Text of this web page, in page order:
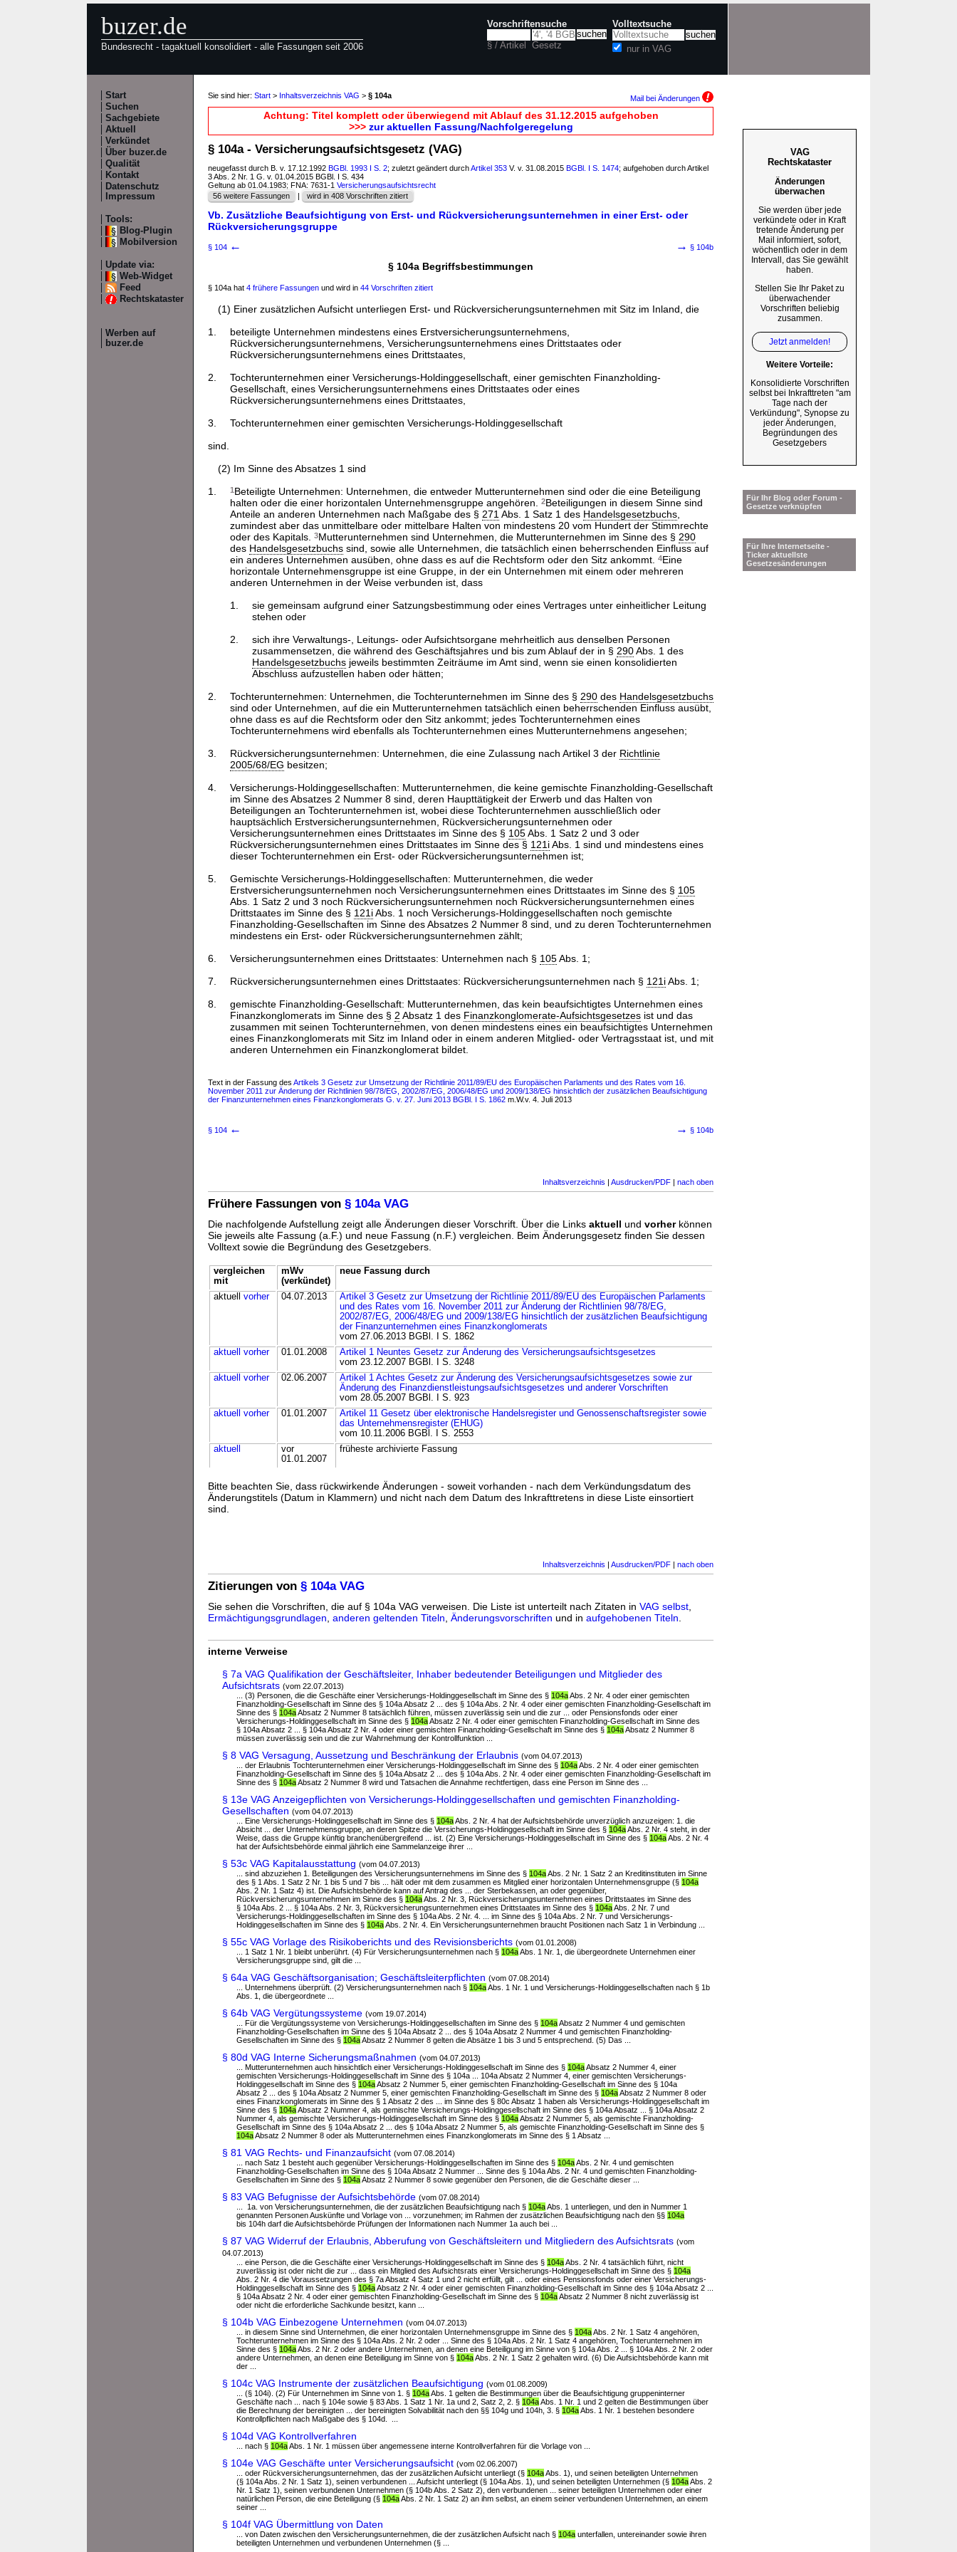
buzer.de
Bundesrecht - tagaktuell konsolidiert - alle Fassungen seit 2006
Vorschriftensuche
§ / Artikel Gesetz
Volltextsuche
nur in VAG
Start
Suchen
Sachgebiete
Aktuell
Verkündet
Über buzer.de
Qualität
Kontakt
Datenschutz
Impressum
Tools:
Blog-Plugin
Mobilversion
Update via:
Web-Widget
Feed
Rechtskataster
Werben auf
buzer.de
Sie sind hier: Start > Inhaltsverzeichnis VAG > § 104a Mail bei Änderungen
Achtung: Titel komplett oder überwiegend mit Ablauf des 31.12.2015 aufgehoben
>>> zur aktuellen Fassung/Nachfolgeregelung
§ 104a - Versicherungsaufsichtsgesetz (VAG)
neugefasst durch B. v. 17.12.1992 BGBl. 1993 I S. 2; zuletzt geändert durchArtikel 353 V. v. 31.08.2015 BGBl. I S. 1474; aufgehoben durch Artikel
3 Abs. 2 Nr. 1 G. v. 01.04.2015 BGBl. I S. 434
Geltung ab 01.04.1983; FNA: 7631-1 Versicherungsaufsichtsrecht
56 weitere Fassungen
| wird in 408 Vorschriften zitiert
Vb. Zusätzliche Beaufsichtigung von Erst- und Rückversicherungsunternehmen in einer Erst- oder
Rückversicherungsgruppe
§ 104 ← → § 104b
§ 104a Begriffsbestimmungen
§ 104a hat 4 frühere Fassungen und wird in 44 Vorschriften zitiert
(1) Einer zusätzlichen Aufsicht unterliegen Erst- und Rückversicherungsunternehmen mit Sitz im Inland, die
1.
beteiligte Unternehmen mindestens eines Erstversicherungsunternehmens,
Rückversicherungsunternehmens, Versicherungsunternehmens eines Drittstaates oder
Rückversicherungsunternehmens eines Drittstaates,
2.
Tochterunternehmen einer Versicherungs-Holdinggesellschaft, einer gemischten Finanzholding-
Gesellschaft, eines Versicherungsunternehmens eines Drittstaates oder eines
Rückversicherungsunternehmens eines Drittstaates,
3.
Tochterunternehmen einer gemischten Versicherungs-Holdinggesellschaft
sind.
(2) Im Sinne des Absatzes 1 sind
1.
1Beteiligte Unternehmen: Unternehmen, die entweder Mutterunternehmen sind oder die eine Beteiligung
halten oder die einer horizontalen Unternehmensgruppe angehören.
2Beteiligungen in diesem Sinne sind
Anteile an anderen Unternehmen nach Maßgabe des § 271 Abs. 1 Satz 1 des Handelsgesetzbuchs,
zumindest aber das unmittelbare oder mittelbare Halten von mindestens 20 vom Hundert der Stimmrechte
oder des Kapitals.
3Mutterunternehmen sind Unternehmen, die Mutterunternehmen im Sinne des § 290
des Handelsgesetzbuchssind, sowie alle Unternehmen, die tatsächlich einen beherrschenden Einfluss auf
ein anderes Unternehmen ausüben, ohne dass es auf die Rechtsform oder den Sitz ankommt.
4Eine
horizontale Unternehmensgruppe ist eine Gruppe, in der ein Unternehmen mit einem oder mehreren
anderen Unternehmen in der Weise verbunden ist, dass
1.
sie gemeinsam aufgrund einer Satzungsbestimmung oder eines Vertrages unter einheitlicher Leitung
stehen oder
2.
sich ihre Verwaltungs-, Leitungs- oder Aufsichtsorgane mehrheitlich aus denselben Personen
zusammensetzen, die während des Geschäftsjahres und bis zum Ablauf der in § 290Abs. 1 des
Handelsgesetzbuchsjeweils bestimmten Zeiträume im Amt sind, wenn sie einen konsolidierten
Abschluss aufzustellen haben oder hätten;
2.
Tochterunternehmen: Unternehmen, die Tochterunternehmen im Sinne des § 290des Handelsgesetzbuchs
sind oder Unternehmen, auf die ein Mutterunternehmen tatsächlich einen beherrschenden Einfluss ausübt,
ohne dass es auf die Rechtsform oder den Sitz ankommt; jedes Tochterunternehmen eines
Tochterunternehmens wird ebenfalls als Tochterunternehmen eines Mutterunternehmens angesehen;
3.
Rückversicherungsunternehmen: Unternehmen, die eine Zulassung nach Artikel 3 der Richtlinie
2005/68/EG besitzen;
4.
Versicherungs-Holdinggesellschaften: Mutterunternehmen, die keine gemischte Finanzholding-Gesellschaft
im Sinne des Absatzes 2 Nummer 8 sind, deren Haupttätigkeit der Erwerb und das Halten von
Beteiligungen an Tochterunternehmen ist, wobei diese Tochterunternehmen ausschließlich oder
hauptsächlich Erstversicherungsunternehmen, Rückversicherungsunternehmen oder
Versicherungsunternehmen eines Drittstaates im Sinne des § 105Abs. 1 Satz 2 und 3 oder
Rückversicherungsunternehmen eines Drittstaates im Sinne des § 121iAbs. 1 sind und mindestens eines
dieser Tochterunternehmen ein Erst- oder Rückversicherungsunternehmen ist;
5.
Gemischte Versicherungs-Holdinggesellschaften: Mutterunternehmen, die weder
Erstversicherungsunternehmen noch Versicherungsunternehmen eines Drittstaates im Sinne des § 105
Abs. 1 Satz 2 und 3 noch Rückversicherungsunternehmen noch Rückversicherungsunternehmen eines
Drittstaates im Sinne des § 121iAbs. 1 noch Versicherungs-Holdinggesellschaften noch gemischte
Finanzholding-Gesellschaften im Sinne des Absatzes 2 Nummer 8 sind, und zu deren Tochterunternehmen
mindestens ein Erst- oder Rückversicherungsunternehmen zählt;
6.
Versicherungsunternehmen eines Drittstaates: Unternehmen nach § 105Abs. 1;
7.
Rückversicherungsunternehmen eines Drittstaates: Rückversicherungsunternehmen nach § 121iAbs. 1;
8.
gemischte Finanzholding-Gesellschaft: Mutterunternehmen, das kein beaufsichtigtes Unternehmen eines
Finanzkonglomerats im Sinne des § 2 Absatz 1 des Finanzkonglomerate-Aufsichtsgesetzesist und das
zusammen mit seinen Tochterunternehmen, von denen mindestens eines ein beaufsichtigtes Unternehmen
eines Finanzkonglomerats mit Sitz im Inland oder in einem anderen Mitglied- oder Vertragsstaat ist, und mit
anderen Unternehmen ein Finanzkonglomerat bildet.
Text in der Fassung des Artikels 3 Gesetz zur Umsetzung der Richtlinie 2011/89/EU des Europäischen Parlaments und des Rates vom 16.
November 2011 zur Änderung der Richtlinien 98/78/EG, 2002/87/EG, 2006/48/EG und 2009/138/EG hinsichtlich der zusätzlichen Beaufsichtigung
der Finanzunternehmen eines Finanzkonglomerats G. v. 27. Juni 2013 BGBl. I S. 1862 m.W.v. 4. Juli 2013
§ 104 ← → § 104b
Inhaltsverzeichnis | Ausdrucken/PDF | nach oben
Frühere Fassungen von § 104a VAG
Die nachfolgende Aufstellung zeigt alle Änderungen dieser Vorschrift. Über die Links aktuell und vorherkönnen
Sie jeweils alte Fassung (a.F.) und neue Fassung (n.F.) vergleichen. Beim Änderungsgesetz finden Sie dessen
Volltext sowie die Begründung des Gesetzgebers.
vergleichen
mit
mWv
(verkündet)
neue Fassung durch
aktuell vorher 04.07.2013
Artikel 3 Gesetz zur Umsetzung der Richtlinie 2011/89/EU des Europäischen Parlaments
und des Rates vom 16. November 2011 zur Änderung der Richtlinien 98/78/EG,
2002/87/EG, 2006/48/EG und 2009/138/EG hinsichtlich der zusätzlichen Beaufsichtigung
der Finanzunternehmen eines Finanzkonglomerats
vom 27.06.2013 BGBl. I S. 1862
aktuell
vorher 01.01.2008
Artikel 1 Neuntes Gesetz zur Änderung des Versicherungsaufsichtsgesetzes
vom 23.12.2007 BGBl. I S. 3248
aktuell
vorher 02.06.2007
Artikel 1 Achtes Gesetz zur Änderung des Versicherungsaufsichtsgesetzes sowie zur
Änderung des Finanzdienstleistungsaufsichtsgesetzes und anderer Vorschriften
vom 28.05.2007 BGBl. I S. 923
aktuell
vorher 01.01.2007
Artikel 11 Gesetz über elektronische Handelsregister und Genossenschaftsregister sowie
das Unternehmensregister (EHUG)
vom 10.11.2006 BGBl. I S. 2553
aktuell
vor
01.01.2007
früheste archivierte Fassung
Bitte beachten Sie, dass rückwirkende Änderungen - soweit vorhanden - nach dem Verkündungsdatum des
Änderungstitels (Datum in Klammern) und nicht nach dem Datum des Inkrafttretens in diese Liste einsortiert
sind.
Inhaltsverzeichnis | Ausdrucken/PDF | nach oben
Zitierungen von § 104a VAG
Sie sehen die Vorschriften, die auf § 104a VAG verweisen. Die Liste ist unterteilt nach Zitaten in VAG selbst
Ermächtigungsgrundlagen anderen geltenden Titeln Änderungsvorschriften und in aufgehobenen Titeln
interne Verweise
§ 7a VAG Qualifikation der Geschäftsleiter, Inhaber bedeutender Beteiligungen und Mitglieder des
Aufsichtsrats (vom 22.07.2013)
... (3) Personen, die die Geschäfte einer Versicherungs-Holdinggesellschaft im Sinne des § 104aAbs. 2 Nr. 4 oder einer gemischten
Finanzholding-Gesellschaft im Sinne des § 104a Absatz 2 ... des § 104a Abs. 2 Nr. 4 oder einer gemischten Finanzholding-Gesellschaft im
Sinne des § 104aAbsatz 2 Nummer 8 tatsächlich führen, müssen zuverlässig sein und die zur ... oder Pensionsfonds oder einer
Versicherungs-Holdinggesellschaft im Sinne des § 104aAbsatz 2 Nr. 4 oder einer gemischten Finanzholding-Gesellschaft im Sinne des
§ 104a Absatz 2 ... § 104a Absatz 2 Nr. 4 oder einer gemischten Finanzholding-Gesellschaft im Sinne des § 104aAbsatz 2 Nummer 8
müssen zuverlässig sein und die zur Wahrnehmung der Kontrollfunktion ...
§ 8 VAG Versagung, Aussetzung und Beschränkung der Erlaubnis (vom 04.07.2013)
... der Erlaubnis Tochterunternehmen einer Versicherungs-Holdinggesellschaft im Sinne des § 104aAbs. 2 Nr. 4 oder einer gemischten
Finanzholding-Gesellschaft im Sinne des § 104a Absatz 2 ... des § 104a Abs. 2 Nr. 4 oder einer gemischten Finanzholding-Gesellschaft im
Sinne des § 104aAbsatz 2 Nummer 8 wird und Tatsachen die Annahme rechtfertigen, dass eine Person im Sinne des ...
§ 13e VAG Anzeigepflichten von Versicherungs-Holdinggesellschaften und gemischten Finanzholding-
Gesellschaften (vom 04.07.2013)
... Eine Versicherungs-Holdinggesellschaft im Sinne des § 104aAbs. 2 Nr. 4 hat der Aufsichtsbehörde unverzüglich anzuzeigen: 1. die
Absicht ... der Unternehmensgruppe, an deren Spitze die Versicherungs-Holdinggesellschaft im Sinne des § 104aAbs. 2 Nr. 4 steht, in der
Weise, dass die Gruppe künftig branchenübergreifend ... ist. (2) Eine Versicherungs-Holdinggesellschaft im Sinne des § 104aAbs. 2 Nr. 4
hat der Aufsichtsbehörde einmal jährlich eine Sammelanzeige ihrer ...
§ 53c VAG Kapitalausstattung (vom 04.07.2013)
... sind abzuziehen 1. Beteiligungen des Versicherungsunternehmens im Sinne des § 104aAbs. 2 Nr. 1 Satz 2 an Kreditinstituten im Sinne
des § 1 Abs. 1 Satz 2 Nr. 1 bis 5 und 7 bis ... hält oder mit dem zusammen es Mitglied einer horizontalen Unternehmensgruppe (§ 104a
Abs. 2 Nr. 1 Satz 4) ist. Die Aufsichtsbehörde kann auf Antrag des ... der Sterbekassen, an oder gegenüber,
Rückversicherungsunternehmen im Sinne des § 104aAbs. 2 Nr. 3, Rückversicherungsunternehmen eines Drittstaates im Sinne des
§ 104a Abs. 2 ... § 104a Abs. 2 Nr. 3, Rückversicherungsunternehmen eines Drittstaates im Sinne des § 104aAbs. 2 Nr. 7 und
Versicherungs-Holdinggesellschaften im Sinne des § 104a Abs. 2 Nr. 4. ... im Sinne des § 104a Abs. 2 Nr. 7 und Versicherungs-
Holdinggesellschaften im Sinne des § 104aAbs. 2 Nr. 4. Ein Versicherungsunternehmen braucht Positionen nach Satz 1 in Verbindung ...
§ 55c VAG Vorlage des Risikoberichts und des Revisionsberichts (vom 01.01.2008)
... 1 Satz 1 Nr. 1 bleibt unberührt. (4) Für Versicherungsunternehmen nach § 104aAbs. 1 Nr. 1, die übergeordnete Unternehmen einer
Versicherungsgruppe sind, gilt die ...
§ 64a VAG Geschäftsorganisation; Geschäftsleiterpflichten (vom 07.08.2014)
... Unternehmens überprüft. (2) Versicherungsunternehmen nach § 104aAbs. 1 Nr. 1 und Versicherungs-Holdinggesellschaften nach § 1b
Abs. 1, die übergeordnete ...
§ 64b VAG Vergütungssysteme (vom 19.07.2014)
... Für die Vergütungssysteme von Versicherungs-Holdinggesellschaften im Sinne des § 104aAbsatz 2 Nummer 4 und gemischten
Finanzholding-Gesellschaften im Sinne des § 104a Absatz 2 ... des § 104a Absatz 2 Nummer 4 und gemischten Finanzholding-
Gesellschaften im Sinne des § 104aAbsatz 2 Nummer 8 gelten die Absätze 1 bis 3 und 5 entsprechend. (5) Das ...
§ 80d VAG Interne Sicherungsmaßnahmen (vom 04.07.2013)
... Mutterunternehmen auch hinsichtlich einer Versicherungs-Holdinggesellschaft im Sinne des § 104aAbsatz 2 Nummer 4, einer
gemischten Versicherungs-Holdinggesellschaft im Sinne des § 104a ... 104a Absatz 2 Nummer 4, einer gemischten Versicherungs-
Holdinggesellschaft im Sinne des § 104aAbsatz 2 Nummer 5, einer gemischten Finanzholding-Gesellschaft im Sinne des § 104a
Absatz 2 ... des § 104a Absatz 2 Nummer 5, einer gemischten Finanzholding-Gesellschaft im Sinne des § 104aAbsatz 2 Nummer 8 oder
eines Finanzkonglomerats im Sinne des § 1 Absatz 2 des ... im Sinne des § 80c Absatz 1 haben als Versicherungs-Holdinggesellschaft im
Sinne des § 104aAbsatz 2 Nummer 4, als gemischte Versicherungs-Holdinggesellschaft im Sinne des § 104a Absatz ... § 104a Absatz 2
Nummer 4, als gemischte Versicherungs-Holdinggesellschaft im Sinne des § 104aAbsatz 2 Nummer 5, als gemischte Finanzholding-
Gesellschaft im Sinne des § 104a Absatz 2 ... des § 104a Absatz 2 Nummer 5, als gemischte Finanzholding-Gesellschaft im Sinne des §
104aAbsatz 2 Nummer 8 oder als Mutterunternehmen eines Finanzkonglomerats im Sinne des § 1 Absatz ...
§ 81 VAG Rechts- und Finanzaufsicht (vom 07.08.2014)
... nach Satz 1 besteht auch gegenüber Versicherungs-Holdinggesellschaften im Sinne des § 104aAbs. 2 Nr. 4 und gemischten
Finanzholding-Gesellschaften im Sinne des § 104a Absatz 2 Nummer ... Sinne des § 104a Abs. 2 Nr. 4 und gemischten Finanzholding-
Gesellschaften im Sinne des § 104aAbsatz 2 Nummer 8 sowie gegenüber den Personen, die die Geschäfte dieser ...
§ 83 VAG Befugnisse der Aufsichtsbehörde (vom 07.08.2014)
... 1a. von Versicherungsunternehmen, die der zusätzlichen Beaufsichtigung nach § 104aAbs. 1 unterliegen, und den in Nummer 1
genannten Personen Auskünfte und Vorlage von ... vorzunehmen; im Rahmen der zusätzlichen Beaufsichtigung nach den §§ 104a
bis 104h darf die Aufsichtsbehörde Prüfungen der Informationen nach Nummer 1a auch bei ...
§ 87 VAG Widerruf der Erlaubnis, Abberufung von Geschäftsleitern und Mitgliedern des Aufsichtsrats (vom
04.07.2013)
... eine Person, die die Geschäfte einer Versicherungs-Holdinggesellschaft im Sinne des § 104aAbs. 2 Nr. 4 tatsächlich führt, nicht
zuverlässig ist oder nicht die zur ... dass ein Mitglied des Aufsichtsrats einer Versicherungs-Holdinggesellschaft im Sinne des § 104a
Abs. 2 Nr. 4 die Voraussetzungen des § 7a Absatz 4 Satz 1 und 2 nicht erfüllt, gilt ... oder eines Pensionsfonds oder einer Versicherungs-
Holdinggesellschaft im Sinne des § 104aAbsatz 2 Nr. 4 oder einer gemischten Finanzholding-Gesellschaft im Sinne des § 104a Absatz 2 ...
§ 104a Absatz 2 Nr. 4 oder einer gemischten Finanzholding-Gesellschaft im Sinne des § 104aAbsatz 2 Nummer 8 nicht zuverlässig ist
oder nicht die erforderliche Sachkunde besitzt, kann ...
§ 104b VAG Einbezogene Unternehmen (vom 04.07.2013)
... in diesem Sinne sind Unternehmen, die einer horizontalen Unternehmensgruppe im Sinne des § 104aAbs. 2 Nr. 1 Satz 4 angehören,
Tochterunternehmen im Sinne des § 104a Abs. 2 Nr. 2 oder ... Sinne des § 104a Abs. 2 Nr. 1 Satz 4 angehören, Tochterunternehmen im
Sinne des § 104aAbs. 2 Nr. 2 oder andere Unternehmen, an denen eine Beteiligung im Sinne von § 104a Abs. 2 ... § 104a Abs. 2 Nr. 2 oder
andere Unternehmen, an denen eine Beteiligung im Sinne von § 104aAbs. 2 Nr. 1 Satz 2 gehalten wird. (6) Die Aufsichtsbehörde kann mit
der ...
§ 104c VAG Instrumente der zusätzlichen Beaufsichtigung (vom 01.08.2009)
... (§ 104i). (2) Für Unternehmen im Sinne von 1. § 104aAbs. 1 gelten die Bestimmungen über die Beaufsichtigung gruppeninterner
Geschäfte nach ... nach § 104e sowie § 83 Abs. 1 Satz 1 Nr. 1a und 2, Satz 2, 2. § 104aAbs. 1 Nr. 1 und 2 gelten die Bestimmungen über
die Berechnung der bereinigten ... der bereinigten Solvabilität nach den §§ 104g und 104h, 3. § 104aAbs. 1 Nr. 1 bestehen besondere
Kontrollpflichten nach Maßgabe des § 104d. ...
§ 104d VAG Kontrollverfahren
... nach § 104aAbs. 1 Nr. 1 müssen über angemessene interne Kontrollverfahren für die Vorlage von ...
§ 104e VAG Geschäfte unter Versicherungsaufsicht (vom 02.06.2007)
... oder Rückversicherungsunternehmen, das der zusätzlichen Aufsicht unterliegt (§ 104aAbs. 1), und seinen beteiligten Unternehmen
(§ 104a Abs. 2 Nr. 1 Satz 1), seinen verbundenen ... Aufsicht unterliegt (§ 104a Abs. 1), und seinen beteiligten Unternehmen (§ 104aAbs. 2
Nr. 1 Satz 1), seinen verbundenen Unternehmen (§ 104b Abs. 2 Satz 2), den verbundenen ... seiner beteiligten Unternehmen oder einer
natürlichen Person, die eine Beteiligung (§ 104aAbs. 2 Nr. 1 Satz 2) an ihm selbst, an einem seiner verbundenen Unternehmen, an einem
seiner ...
§ 104f VAG Übermittlung von Daten
... von Daten zwischen den Versicherungsunternehmen, die der zusätzlichen Aufsicht nach § 104a unterfallen, untereinander sowie ihren
beteiligten Unternehmen und verbundenen Unternehmen (§ ...
VAG
Rechtskataster
Änderungen
überwachen
Sie werden über jede
verkündete oder in Kraft
tretende Änderung per
Mail informiert, sofort,
wöchentlich oder in dem
Intervall, das Sie gewählt
haben.
Stellen Sie Ihr Paket zu
überwachender
Vorschriften beliebig
zusammen.
Jetzt anmelden!
Weitere Vorteile:
Konsolidierte Vorschriften
selbst bei Inkrafttreten "am
Tage nach der
Verkündung", Synopse zu
jeder Änderungen,
Begründungen des
Gesetzgebers
Für Ihr Blog oder Forum -
Gesetze verknüpfen
Für Ihre Internetseite -
Ticker aktuellste
Gesetzesänderungen